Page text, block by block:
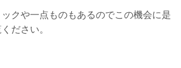
クや一点ものもあるのでこの機会に是
ださい。